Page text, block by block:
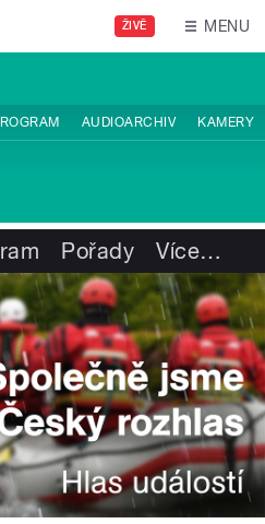
ŽIVĚ MENU
AUDIOARCHIV KAMERY
Pořady Více…